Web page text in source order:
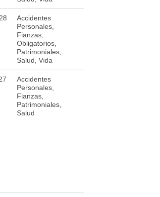
Accidentes
Personales,
Fianzas,
Obligatorios,
Patrimoniales,
Salud, Vida
Accidentes
Personales,
Fianzas,
Patrimoniales,
Salud